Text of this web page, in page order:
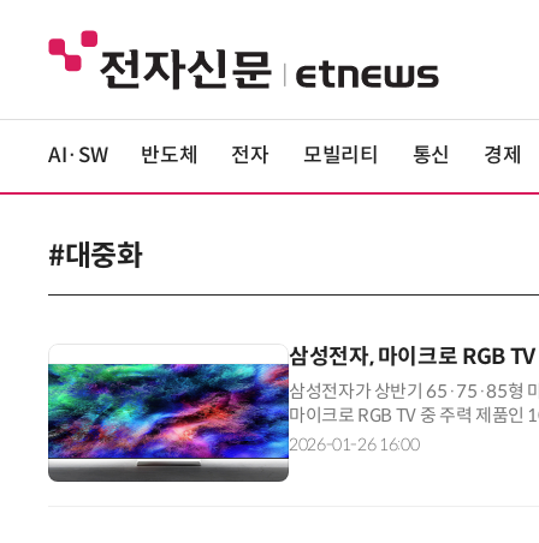
AI·SW 반도체 전자 모빌리티 통신 경제
#대중화
삼성전자, 마이크로 RGB
삼성전자가 상반기 65·75·85형
마이크로 RGB TV 중 주력 제품인
건다는 전략이다. 26일 국립전파
2026-01-26 16:00